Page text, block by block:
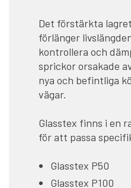
Det förstärkta
förlänger
kontrollera och
sprickor orsakade
nya och befintliga
vägar.
Glasstex finns i en
för att passa
Glasstex P50
Glasstex P100